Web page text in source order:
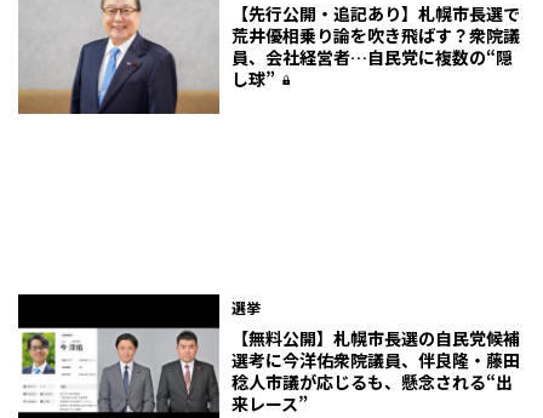
【先行公開・追記あり】札幌市長選で
荒井優相乗り論を吹き飛ばす？衆院議
員、会社経営者…自民党に複数の“隠
し球”
選挙
【無料公開】札幌市長選の自民党候補
選考に今洋佑衆院議員、伴良隆・藤田
稔人市議が応じるも、懸念される“出
来レース”